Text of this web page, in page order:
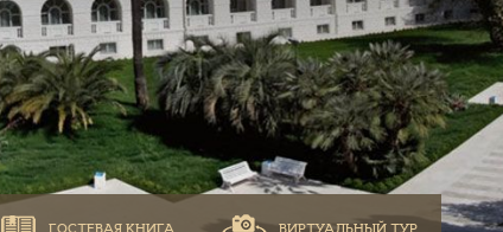
ГОСТЕВАЯ КНИГА ВИРТУАЛЬНЫЙ ТУР